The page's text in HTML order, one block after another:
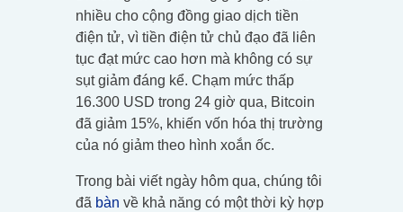
nhiều cho cộng đồng giao dịch tiền
điện tử, vì tiền điện tử chủ đạo đã liên
tục đạt mức cao hơn mà không có sự
sụt giảm đáng kể. Chạm mức thấp
16.300 USD trong 24 giờ qua, Bitcoin
đã giảm 15%, khiến vốn hóa thị trường
của nó giảm theo hình xoắn ốc.
Trong bài viết ngày hôm qua, chúng tôi
đã bàn về khả năng có một thời kỳ hợp